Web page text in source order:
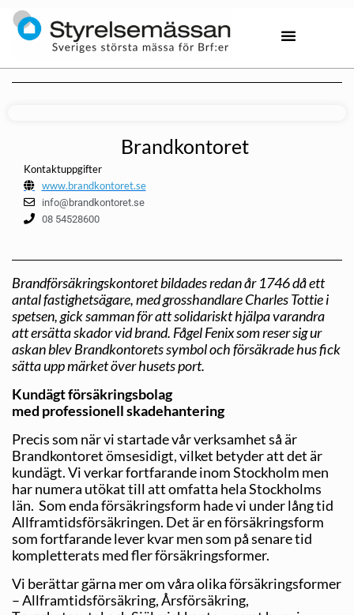
Brandkontoret
Kontaktuppgifter
www.brandkontoret.se
info@brandkontoret.se
08 54528600
Brandförsäkringskontoret bildades redan år 1746 då ett
antal fastighetsägare, med grosshandlare Charles Tottie i
spetsen, gick samman för att solidariskt hjälpa varandra
att ersätta skador vid brand. Fågel Fenix som reser sig ur
askan blev Brandkontorets symbol och försäkrade hus fick
sätta upp märket över husets port.
Kundägt försäkringsbolag
med professionell skadehantering
Precis som när vi startade vår verksamhet så är
Brandkontoret ömsesidigt, vilket betyder att det är
kundägt. Vi verkar fortfarande inom Stockholm men
har numera utökat till att omfatta hela Stockholms
län. Som enda försäkringsform hade vi under lång tid
Allframtidsförsäkringen. Det är en försäkringsform
som fortfarande lever kvar men som på senare tid
kompletterats med fler försäkringsformer.
Vi berättar gärna mer om våra olika försäkringsformer
– Allframtidsförsäkring, Årsförsäkring,